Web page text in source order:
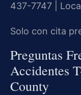
437-7747 |
Solo con cita
Preguntas
Accidentes
County